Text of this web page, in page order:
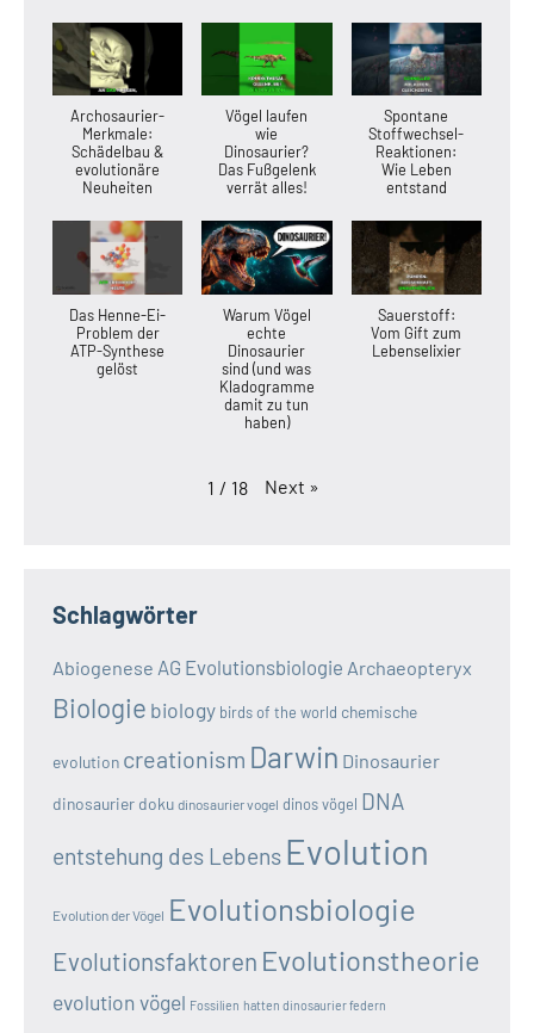
Archosaurier-
Merkmale:
Schädelbau &
evolutionäre
Neuheiten
Vögel laufen
wie
Dinosaurier?
Das Fußgelenk
verrät alles!
Spontane
Stoffwechsel-
Reaktionen:
Wie Leben
entstand
Das Henne-Ei-
Problem der
ATP-Synthese
gelöst
Warum Vögel
echte
Dinosaurier
sind (und was
Kladogramme
damit zu tun
haben)
Sauerstoff:
Vom Gift zum
Lebenselixier
1 / 18 Next »
Schlagwörter
Abiogenese AG Evolutionsbiologie Archaeopteryx
Biologie biology birds of the world chemische
evolution creationism Darwin Dinosaurier
dinosaurier doku dinosaurier vogel dinos vögel DNA
entstehung des Lebens Evolution
Evolution der Vögel Evolutionsbiologie
Evolutionsfaktoren Evolutionstheorie
evolution vögel Fossilien hatten dinosaurier federn